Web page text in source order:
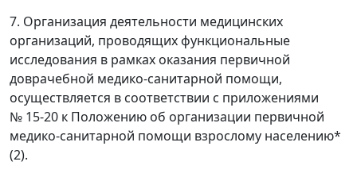
7. Организация деятельности медицинских
организаций, проводящих функциональные
исследования в рамках оказания первичной
доврачебной медико-санитарной помощи,
осуществляется в соответствии с приложениями
№ 15-20 к Положению об организации первичной
медико-санитарной помощи взрослому населению*
(2).